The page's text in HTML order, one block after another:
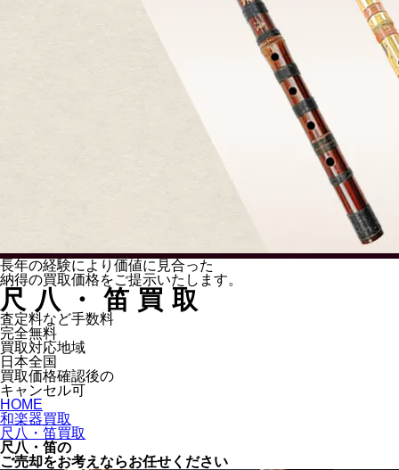
長年の経験により 価値に見合った
納得の買取価格をご提示いたします。
尺八・笛買取
査定料など手数料
完全無料
買取対応地域
日本全国
買取価格確認後の
キャンセル可
HOME
和楽器買取
尺八・笛買取
尺八・笛の
ご売却をお考えならお任せください